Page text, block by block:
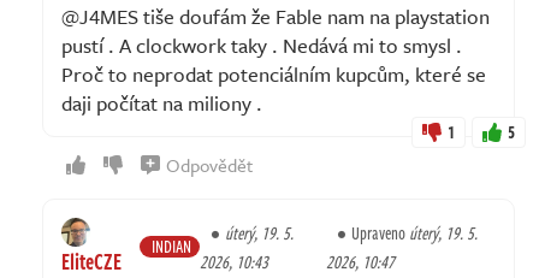
@J4MES tiše doufám že Fable nam na playstation
pustí . A clockwork taky . Nedává mi to smysl .
Proč to neprodat potenciálním kupcům, které se
daji počítat na miliony .
1 5
Odpovědět
EliteCZE INDIAN
úterý, 19. 5.
2026, 10:43
Upravenoúterý, 19. 5.
2026, 10:47